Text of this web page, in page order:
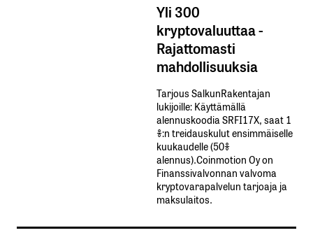
Yli 300
kryptovaluuttaa -
Rajattomasti
mahdollisuuksia
Tarjous SalkunRakentajan
lukijoille: Käyttämällä​ ​
alennuskoodia​ ​SRFI17X,​ ​saat​ ​1
%:n treidauskulut​ ​ensimmäiselle​ ​
kuukaudelle​ ​(50%​ ​
alennus).Coinmotion Oy on
Finanssivalvonnan valvoma
kryptovarapalvelun tarjoaja ja
maksulaitos.